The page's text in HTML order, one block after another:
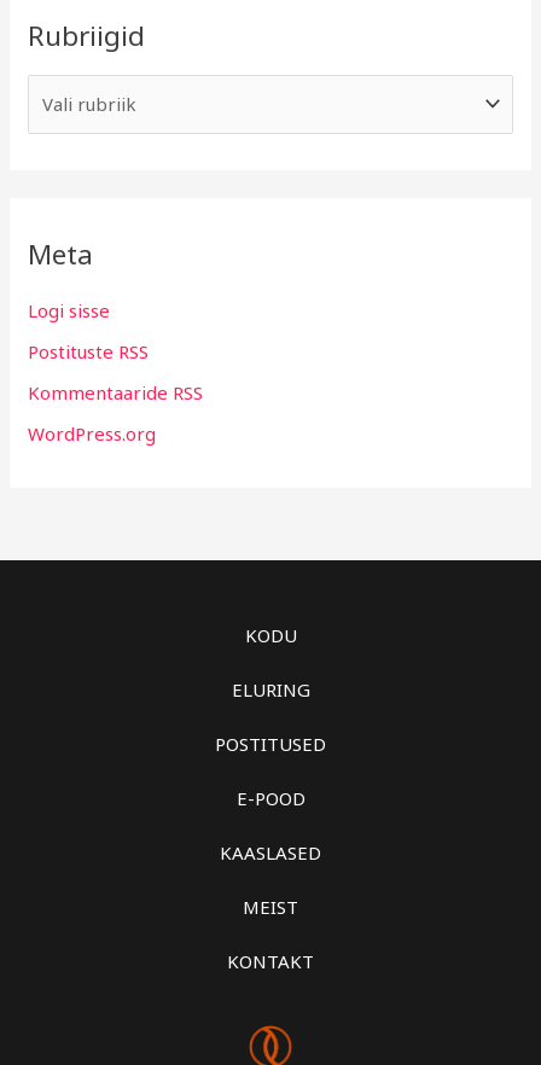
Rubriigid
Meta
Logi sisse
Postituste RSS
Kommentaaride RSS
WordPress.org
KODU
ELURING
POSTITUSED
E-POOD
KAASLASED
MEIST
KONTAKT